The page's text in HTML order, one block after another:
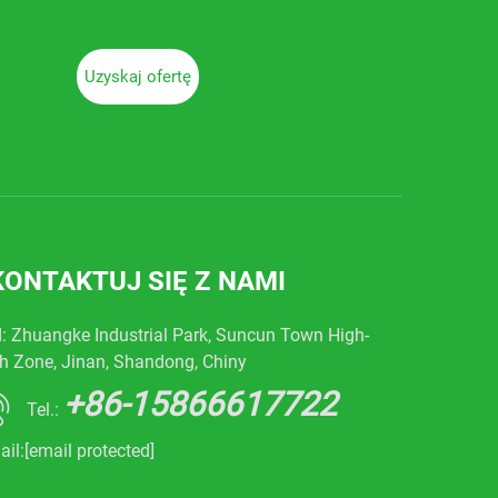
Uzyskaj ofertę
SIĘ Z NAMI
Zhuangke Industrial Park, Suncun Town High-
Zone, Jinan, Shandong, Chiny
Tel.: +86-15866617722
[email protected]